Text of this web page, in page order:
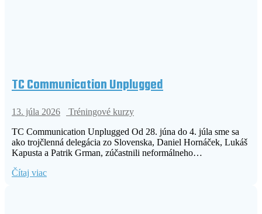
TC Communication Unplugged
13. júla 2026
Tréningové kurzy
TC Communication Unplugged Od 28. júna do 4. júla sme sa
ako trojčlenná delegácia zo Slovenska, Daniel Hornáček, Lukáš
Kapusta a Patrik Grman, zúčastnili neformálneho…
Čítaj viac